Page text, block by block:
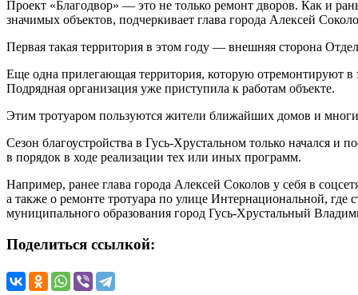
Проект «Благодвор» — это не только ремонт дворов. Как и
значимых объектов, подчеркивает глава города Алексей
Первая такая территория в этом году — внешняя сторона
Еще одна прилегающая территория, которую отремонтируют в
Подрядная организация уже приступила к работам объекте.
Этим тротуаром пользуются жители ближайших домов и
Сезон благоустройства в Гусь-Хрустальном только начался
в порядок в ходе реализации тех или иных программ.
Например, ранее глава города Алексей Соколов у себя в
а также о ремонте тротуара по улице Интернациональной,
муниципального образования город Гусь-Хрустальный
Поделиться ссылкой: